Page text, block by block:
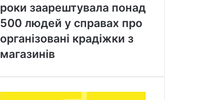
роки заарештувала понад
500 людей у справах про
організовані крадіжки з
магазинів